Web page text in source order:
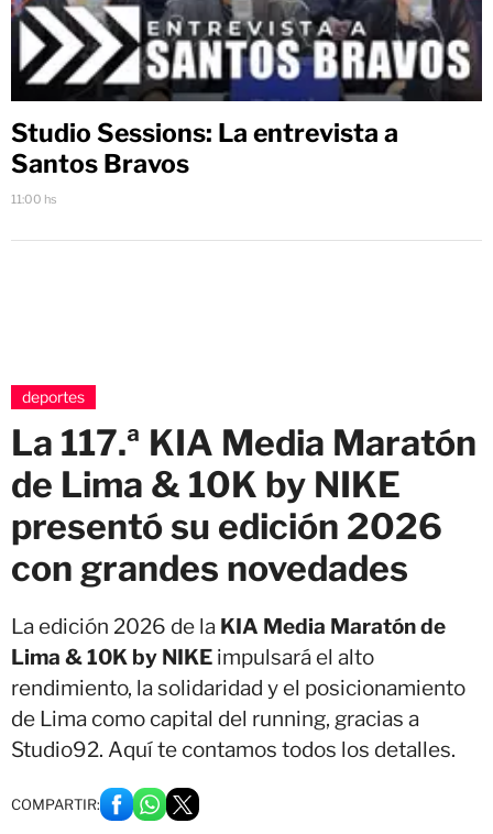
Studio Sessions: La entrevista a
Santos Bravos
11:00 hs
deportes
La 117.ª KIA Media Maratón
de Lima & 10K by NIKE
presentó su edición 2026
con grandes novedades
La edición 2026 de la KIA Media Maratón de
Lima & 10K by NIKE impulsará el alto
rendimiento, la solidaridad y el posicionamiento
de Lima como capital del running, gracias a
Studio92. Aquí te contamos todos los detalles.
COMPARTIR: